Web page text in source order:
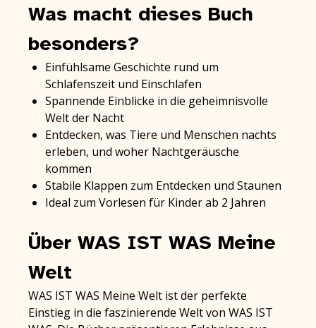
Was macht dieses Buch
besonders?
Einfühlsame Geschichte rund um
Schlafenszeit und Einschlafen
Spannende Einblicke in die geheimnisvolle
Welt der Nacht
Entdecken, was Tiere und Menschen nachts
erleben, und woher Nachtgeräusche
kommen
Stabile Klappen zum Entdecken und Staunen
Ideal zum Vorlesen für Kinder ab 2 Jahren
Über WAS IST WAS Meine
Welt
WAS IST WAS Meine Welt ist der perfekte
Einstieg in die faszinierende Welt von WAS IST